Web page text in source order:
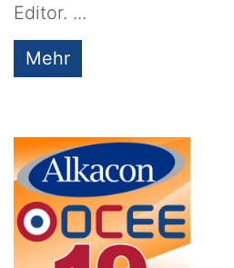
Editor. ...
Mehr